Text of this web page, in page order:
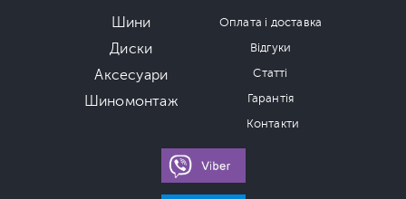
Шини
Диски
Аксесуари
Шиномонтаж
Оплата і доставка
Відгуки
Статті
Гарантія
Контакти